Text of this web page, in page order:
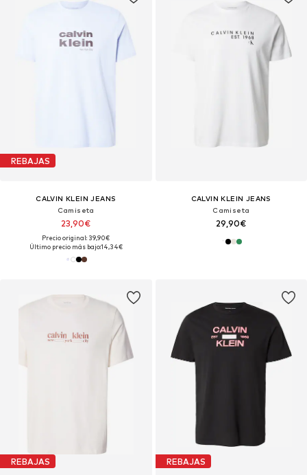
REBAJAS
CALVIN KLEIN JEANS
Camiseta
23,90€
Precio original: 39,90€
Último precio más bajo:14,34€
CALVIN KLEIN JEANS
Camiseta
29,90€
REBAJAS REBAJAS